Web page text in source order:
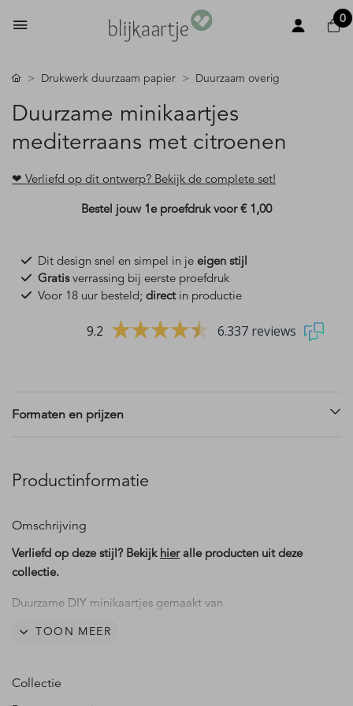
0
Drukwerk duurzaam papier Duurzaam overig
Duurzame minikaartjes
mediterraans met citroenen
❤ Verliefd op dit ontwerp? Bekijk de complete set!
Bestel jouw 1e proefdruk voor€ 1,00
Dit design snel en simpel in je eigen stijl
Gratisverrassing bij eerste proefdruk
Voor 18 uur besteld; directin productie
9.2 6.337 reviews
Formaten en prijzen
Productinformatie
Omschrijving
Verliefd op deze stijl? Bekijk hieralle producten uit deze
collectie.
Duurzame DIY minikaartjes gemaakt van
vintage design met geschilderde citroenen. Perfect om
TOON MEER
Collectie